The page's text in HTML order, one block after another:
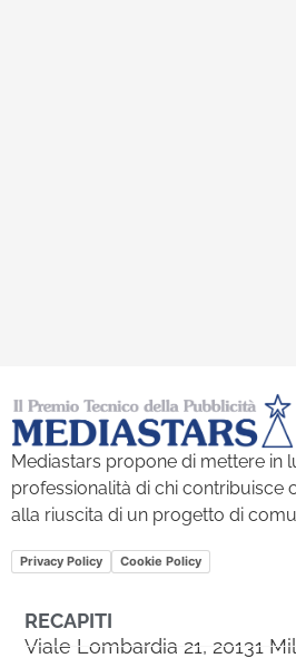
Mediastars propone di mettere in
professionalità di chi contribuisce
alla riuscita di un progetto di
Privacy Policy Cookie Policy
RECAPITI
Viale Lombardia 21, 20131